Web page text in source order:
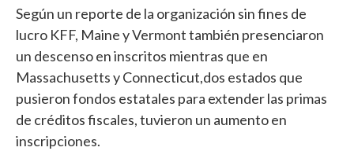
Según un reporte de la organización sin fines de
lucro KFF, Maine y Vermont también presenciaron
un descenso en inscritos mientras que en
Massachusetts y Connecticut,dos estados que
pusieron fondos estatales para extender las primas
de créditos fiscales, tuvieron un aumento en
inscripciones.